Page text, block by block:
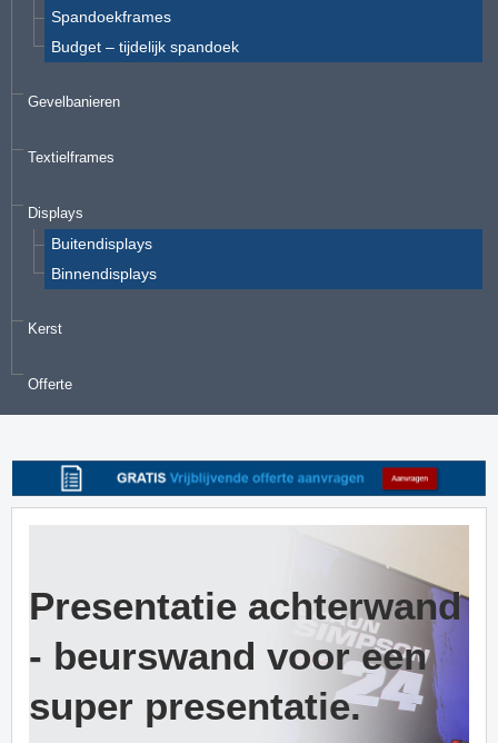
Spandoekframes
Budget – tijdelijk spandoek
Gevelbanieren
Textielframes
Displays
Buitendisplays
Binnendisplays
Kerst
Offerte
Presentatie achterwand
- beurswand voor een
super presentatie.